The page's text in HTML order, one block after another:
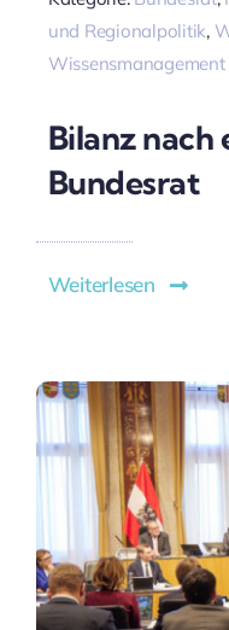
und Regionalpolitik,
Wissensmanagement
Bilanz nach
Bundesrat
Weiterlesen